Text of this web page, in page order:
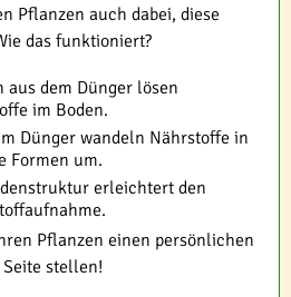
Pflanzen auch dabei, diese
das funktioniert?
aus dem Dünger lösen
im Boden.
Dünger wandeln Nährstoffe in
Formen um.
erleichtert den
Pflanzen einen persönlichen
stellen!